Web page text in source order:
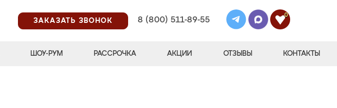
ЗАКАЗАТЬ ЗВОНОК
8 (800) 511-89-55
0
ШОУ-РУМ РАССРОЧКА АКЦИИ ОТЗЫВЫ КОНТАКТЫ